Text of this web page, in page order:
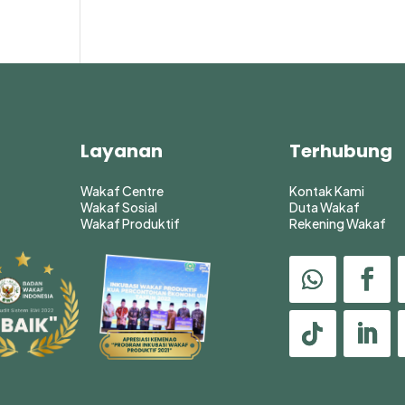
Layanan
Wakaf Centre
Wakaf Sosial
Wakaf Produktif
Terhubung
Kontak Kami
Duta Wakaf
Rekening Wakaf